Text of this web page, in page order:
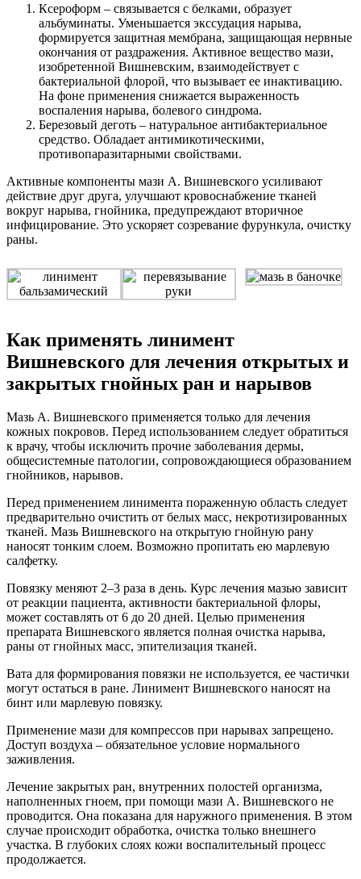
Ксероформ – связывается с белками, образует
альбуминаты. Уменьшается экссудация нарыва,
формируется защитная мембрана, защищающая нервные
окончания от раздражения. Активное вещество мази,
изобретенной Вишневским, взаимодействует с
бактериальной флорой, что вызывает ее инактивацию.
На фоне применения снижается выраженность
воспаления нарыва, болевого синдрома.
Березовый деготь – натуральное антибактериальное
средство. Обладает антимикотическими,
противопаразитарными свойствами.
Активные компоненты мази А. Вишневского усиливают
действие друг друга, улучшают кровоснабжение тканей
вокруг нарыва, гнойника, предупреждают вторичное
инфицирование. Это ускоряет созревание фурункула, очистку
раны.
Как применять линимент
Вишневского для лечения открытых и
закрытых гнойных ран и нарывов
Мазь А. Вишневского применяется только для лечения
кожных покровов. Перед использованием следует обратиться
к врачу, чтобы исключить прочие заболевания дермы,
общесистемные патологии, сопровождающиеся образованием
гнойников, нарывов.
Перед применением линимента пораженную область следует
предварительно очистить от белых масс, некротизированных
тканей. Мазь Вишневского на открытую гнойную рану
наносят тонким слоем. Возможно пропитать ею марлевую
салфетку.
Повязку меняют 2–3 раза в день. Курс лечения мазью зависит
от реакции пациента, активности бактериальной флоры,
может составлять от 6 до 20 дней. Целью применения
препарата Вишневского является полная очистка нарыва,
раны от гнойных масс, эпителизация тканей.
Вата для формирования повязки не используется, ее частички
могут остаться в ране. Линимент Вишневского наносят на
бинт или марлевую повязку.
Применение мази для компрессов при нарывах запрещено.
Доступ воздуха – обязательное условие нормального
заживления.
Лечение закрытых ран, внутренних полостей организма,
наполненных гноем, при помощи мази А. Вишневского не
проводится. Она показана для наружного применения. В этом
случае происходит обработка, очистка только внешнего
участка. В глубоких слоях кожи воспалительный процесс
продолжается.